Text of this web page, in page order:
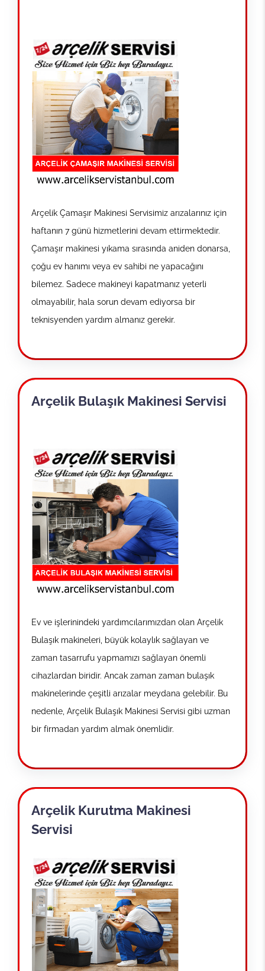
Arçelik Çamaşır Makinesi Servisimiz arızalarınız için
haftanın 7 günü hizmetlerini devam ettirmektedir.
Çamaşır makinesi yıkama sırasında aniden donarsa,
çoğu ev hanımı veya ev sahibi ne yapacağını
bilemez. Sadece makineyi kapatmanız yeterli
olmayabilir, hala sorun devam ediyorsa bir
teknisyenden yardım almanız gerekir.
Arçelik Bulaşık Makinesi Servisi
Ev ve işlerinindeki yardımcılarımızdan olan Arçelik
Bulaşık makineleri, büyük kolaylık sağlayan ve
zaman tasarrufu yapmamızı sağlayan önemli
cihazlardan biridir. Ancak zaman zaman bulaşık
makinelerinde çeşitli arızalar meydana gelebilir. Bu
nedenle, Arçelik Bulaşık Makinesi Servisi gibi uzman
bir firmadan yardım almak önemlidir.
Arçelik Kurutma Makinesi
Servisi